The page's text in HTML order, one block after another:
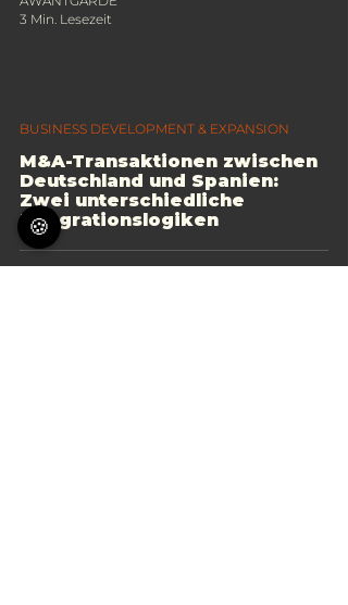
M&A-Transaktionen zwischen
Deutschland und Spanien:
Zwei unterschiedliche
Integrationslogiken
BUSINESS DEVELOPMENT & EXPANSION
3 Min. Lesezeit
🍪